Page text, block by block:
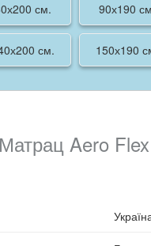
см. 90х190
см. 150х190
Матрац Aero